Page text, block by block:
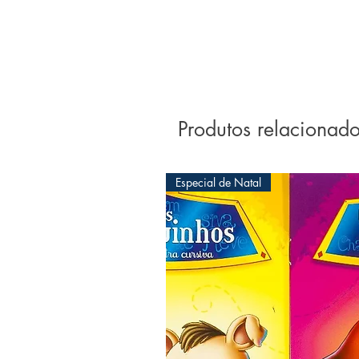
Produtos
Especial de Natal